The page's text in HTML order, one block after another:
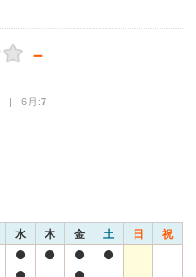
－
| 6月:7
水 木 金 土 日 祝